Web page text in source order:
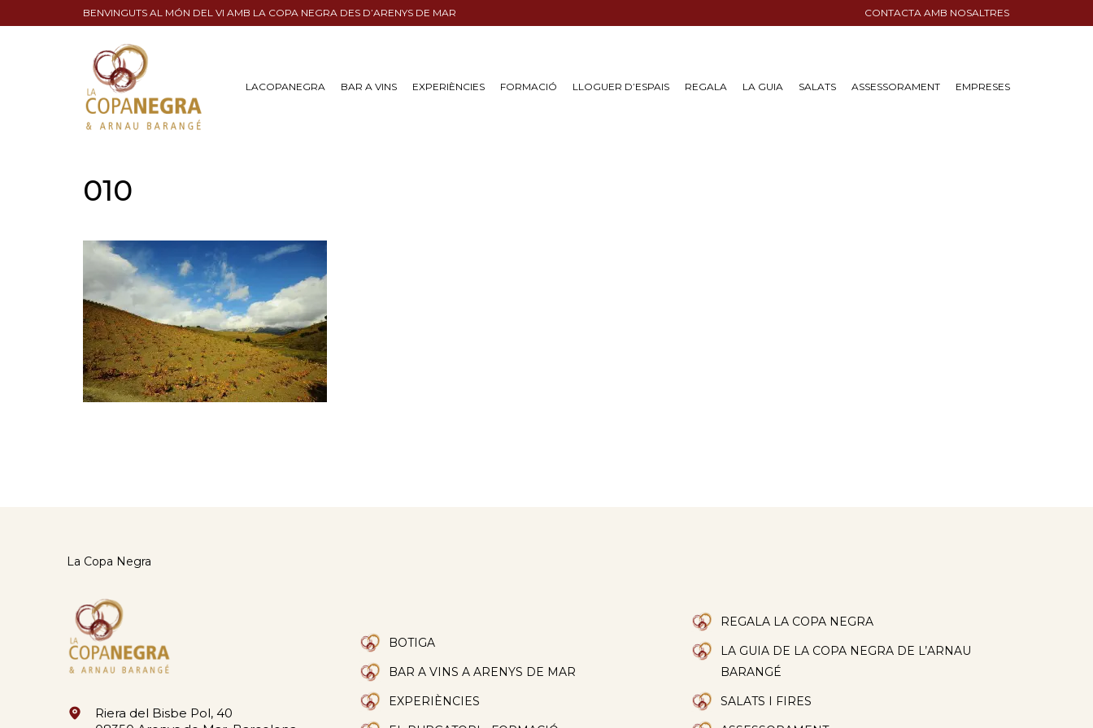
BENVINGUTS AL MÓN DEL VI AMB LA COPA NEGRA DES D’ARENYS DE MAR CONTACTA AMB NOSALTRES
LACOPANEGRA BAR A VINS EXPERIÈNCIES FORMACIÓ LLOGUER D’ESPAIS REGALA LA GUIA SALATS ASSESSORAMENT EMPRESES
010
La Copa Negra
Riera del Bisbe Pol, 40
BOTIGA
BAR A VINS A ARENYS DE MAR
EXPERIÈNCIES
REGALA LA COPA NEGRA
LA GUIA DE LA COPA NEGRA DE L’ARNAU
BARANGÉ
SALATS I FIRES